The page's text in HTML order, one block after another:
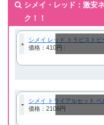
シメイ・レッド：激安
ク！！
シメイ レッド トラピスト
価格：410円 (
シメイ トライアルセット
価格：2106円